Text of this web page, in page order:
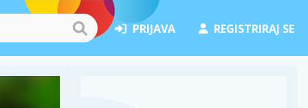
PRIJAVA REGISTRIRAJ SE